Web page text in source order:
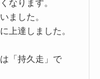
なります。
ました。
上達しました。
「持久走」で